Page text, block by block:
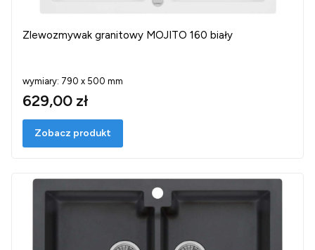
Zlewozmywak granitowy MOJITO 160 biały
wymiary: 790 x 500 mm
629,00 zł
Zobacz produkt